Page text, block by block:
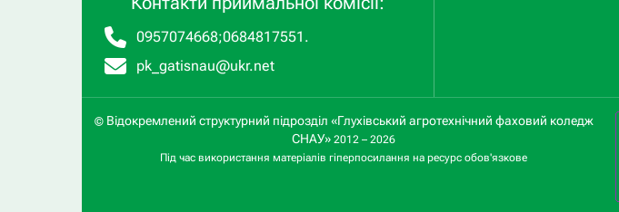
0957074668;0684817551 .
pk_gatisnau@ukr.net
© Відокремлений структурний підрозділ «Глухівський агротехнічний фаховий коледж
СНАУ» 2012 – 2026
Під час використання матеріалів гіперпосилання на ресурс обов'язкове